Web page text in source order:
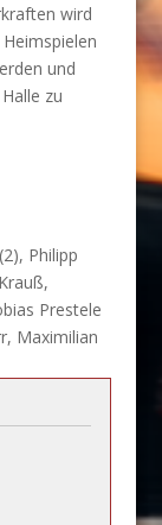
wird
und
zu
Philipp
Prestele
Maximilian